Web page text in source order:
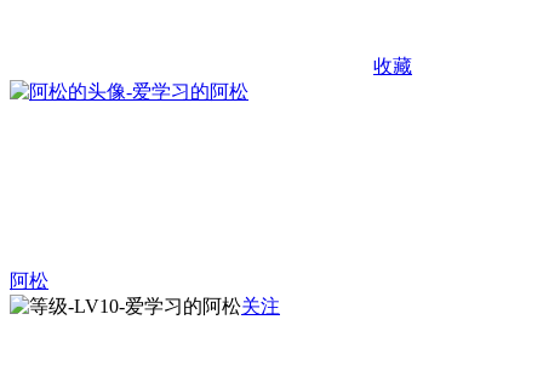
收藏
阿松
关注